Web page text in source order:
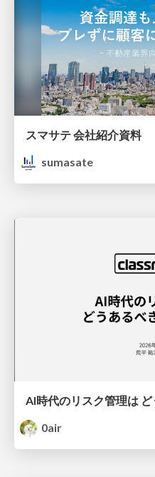
スマサテ 会社紹介資料
sumasate
AI時代のリスク管理は
0air